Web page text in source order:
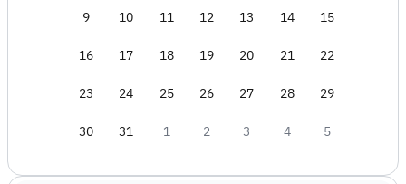
9
10 11 12 13 14
15
16
17 18 19 20 21
22
23
24 25 26 27 28
29
30
31 1 2 3 4 5